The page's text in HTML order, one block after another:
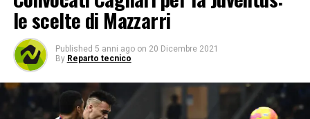
le scelte di Mazzarri
Published 5 anni ago on 20 Dicembre 2021
By Reparto tecnico